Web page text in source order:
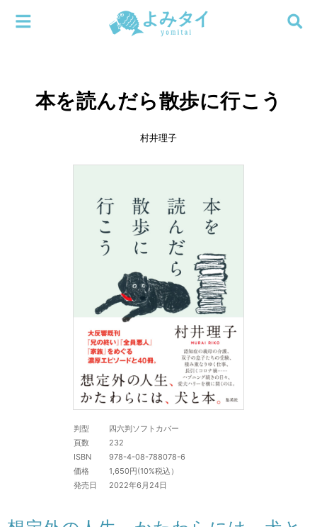
新着
連載
特集
編集部
メニューを閉じる
本を読んだら散歩に行こう
村井理子
判型
四六判ソフトカバー
頁数
232
ISBN
978-4-08-788078-6
価格
1,650円(10%税込）
発売日
2022年6月24日